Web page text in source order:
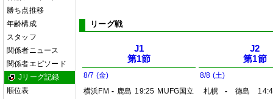
勝ち点推移
年齢構成
スタッフ
関係者ニュース
関係者エピソード
Jリーグ記録
順位表
リーグ戦
J1
第1節
8/7 (金)
横浜FM - 鹿島 19:25 MUFG国立
J2
第1節
8/8 (土)
札幌
- 徳島